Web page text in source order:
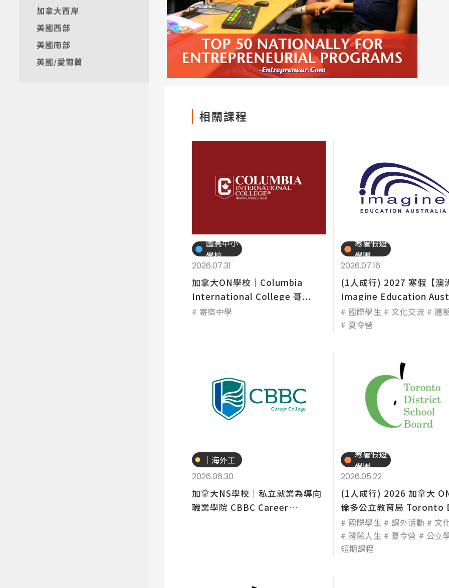
加拿大西岸
美國西部
美國南部
英國/愛爾蘭
相關課程
國高中小
學校
2026.07.31
加拿大ON學校│Columbia
International College 哥...
寄宿中學
寒暑假遊
學團
2026.07.16
(1人成行) 2027 寒假【澳
Imagine Education
國際學生 文化交流
體
夏令營
｜海外工
讀
2026.06.30
加拿大NS學校│私立就業為導向
職業學院 CBBC Career
寒暑假遊
學團
2026.05.22
(1人成行) 2026 加拿大
倫多公立教育局 Toronto
國際學生 課外活動
文
體驗人生
夏令營
公立
短期課程